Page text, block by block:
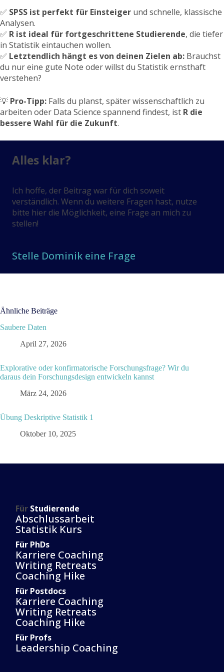
✅ SPSS ist perfekt für Einsteiger und schnelle, klassische
Analysen.
✅ R ist ideal für fortgeschrittene Studierende, die tiefer
in Statistik eintauchen wollen.
✅ Letztendlich hängt es von deinen Zielen ab: Brauchst
du nur eine gute Note oder willst du Statistik ernsthaft
verstehen?
💡 Pro-Tipp: Falls du planst, später wissenschaftlich zu
arbeiten oder Data Science spannend findest, ist R die
bessere Wahl für die Zukunft.
Alles klar?
Ich hoffe, der Beitrag war für dich soweit
verständlich. Wenn du weitere Fragen hast, nutze
bitte hier die Möglichkeit, eine Frage an mich zu
stellen!
Stelle Dominik eine Frage
Ähnliche Beiträge
Saubere Daten
April 27, 2026
Explorative oder konfirmatorische Forschungsfrage? Wir du
daraus dein Forschungsdesign entwickeln kannst
März 24, 2026
Übung Deskriptive Statistik 1
Oktober 10, 2025
Für Studierende
Abschlussarbeit
Statistik Kurs
Für PhDs
Karriere Coaching
Writing Retreats
Coaching Hike
Für Postdocs
Karriere Coaching
Writing Retreats
Coaching Hike
Für Profs
Leadership Coaching